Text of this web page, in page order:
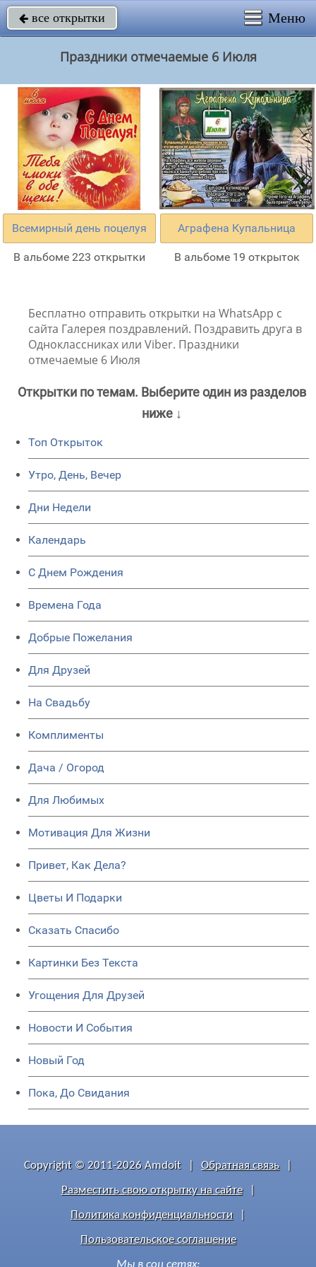
 все открытки Меню
Праздники отмечаемые 6 Июля
Всемирный день поцелуя
В альбоме 223 открытки
Аграфена Купальница
В альбоме 19 открыток
Бесплатно отправить открытки на WhatsApp с
сайта Галерея поздравлений. Поздравить друга в
Одноклассниках или Viber. Праздники
отмечаемые 6 Июля
Открытки по темам. Выберите один из разделов
ниже ↓
Топ Открыток
Утро, День, Вечер
Дни Недели
Календарь
C Днем Рождения
Времена Года
Добрые Пожелания
Для Друзей
На Свадьбу
Комплименты
Дача / Огород
Для Любимых
Мотивация Для Жизни
Привет, Как Дела?
Цветы И Подарки
Сказать Спасибо
Картинки Без Текста
Угощения Для Друзей
Новости И События
Новый Год
Пока, До Свидания
Copyright © 2011-2026 Amdoit Обратная связь
Разместить свою открытку на сайте
Политика конфиденциальности
Пользовательское соглашение
Мы в соц сетях: